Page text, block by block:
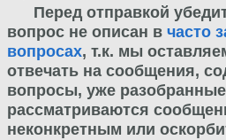
Перед отправкой
вопрос не описан в часто
вопросах, т.к. мы
отвечать на сообщения,
вопросы, уже
рассматриваются
неконкретным или